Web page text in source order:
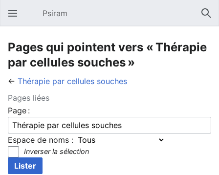
Ouvrir le menu principal Psiram
Pages qui pointent vers « Thérapie
par cellules souches »
← Thérapie par cellules souches
Pages liées
Page :
Espace de noms :
Inverser la sélection